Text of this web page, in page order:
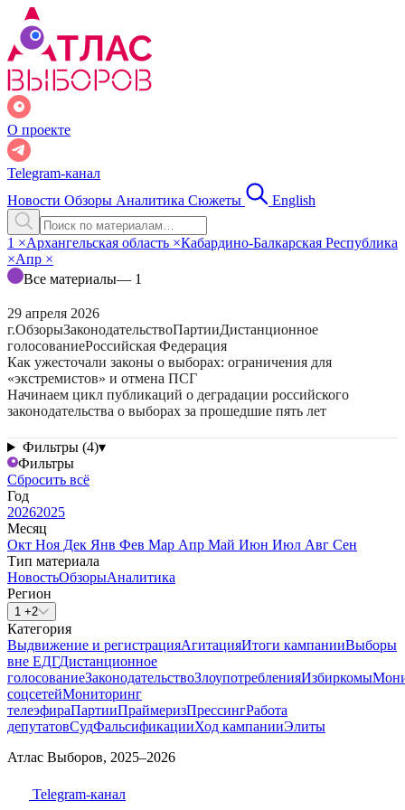
О проекте
Telegram-канал
Новости Обзоры Аналитика Сюжеты English
1 ×Архангельская область ×Кабардино-Балкарская Республика
×Апр ×
Все материалы— 1
29 апреля 2026
г.ОбзорыЗаконодательствоПартииДистанционное
голосованиеРоссийская Федерация
Как ужесточали законы о выборах: ограничения для
«экстремистов» и отмена ПСГ
Начинаем цикл публикаций о деградации российского
законодательства о выборах за прошедшие пять лет
Фильтры (4)▾
Фильтры
Сбросить всё
Год
20262025
Месяц
Окт Ноя Дек Янв Фев Мар Апр Май Июн Июл Авг Сен
Тип материала
НовостьОбзорыАналитика
Регион
1 +2
Категория
Выдвижение и регистрацияАгитацияИтоги кампанииВыборы
вне ЕДГДистанционное
голосованиеЗаконодательствоЗлоупотребленияИзбиркомы
соцсетейМониторинг
телеэфираПартииПраймеризПрессингРабота
депутатовСудФальсификацииХод кампанииЭлиты
Атлас Выборов, 2025–2026
Telegram-канал